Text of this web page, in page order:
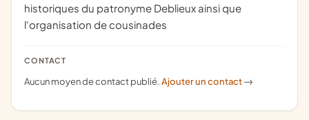
historiques du patronyme Deblieux ainsi que
l'organisation de cousinades
CONTACT
Aucun moyen de contact publié.Ajouter un contact ->